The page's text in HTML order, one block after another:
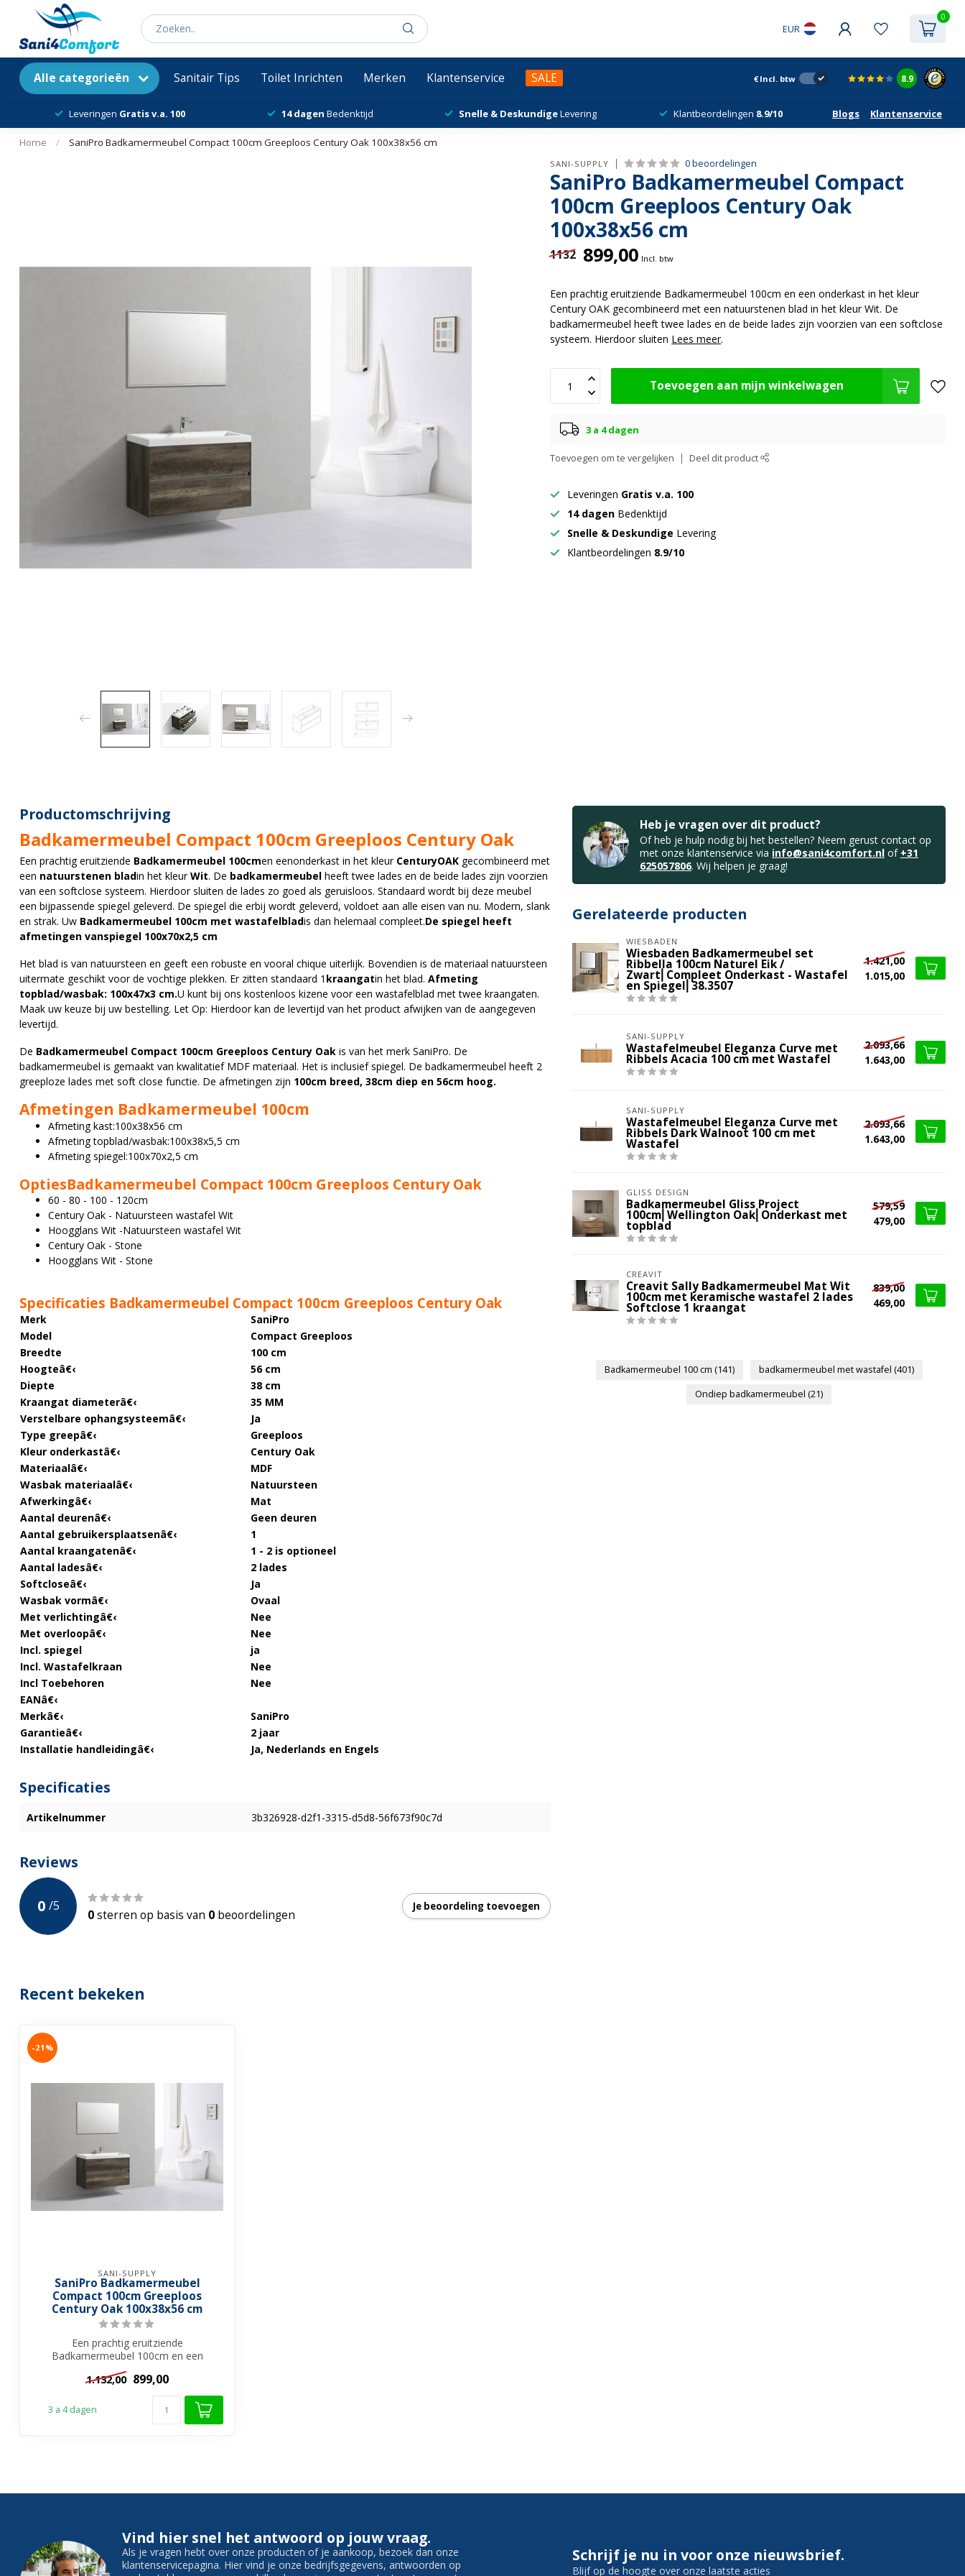
EUR
0
Alle categorieën Sanitair Tips Toilet Inrichten Merken Klantenservice SALE € Incl. btw 8.9
Leveringen Gratis v.a. 100 14 dagen Bedenktijd Snelle & DeskundigeLevering Klantbeordelingen 8.9/10 Blogs Klantenservice
Home / SaniPro Badkamermeubel Compact 100cm Greeploos Century Oak 100x38x56 cm
SANI-SUPPLY 0 beoordelingen
SaniPro Badkamermeubel Compact
100cm Greeploos Century Oak
100x38x56 cm
1132 899,00 Incl. btw
Een prachtig eruitziende Badkamermeubel 100cm en een onderkast in het kleur
Century OAK gecombineerd met een natuurstenen blad in het kleur Wit. De
badkamermeubel heeft twee lades en de beide lades zijn voorzien van een softclose
systeem. Hierdoor sluiten Lees meer.
Toevoegen aan mijn winkelwagen
3 a 4 dagen
Toevoegen om te vergelijken Deel dit product
Leveringen Gratis v.a. 100
14 dagen Bedenktijd
Snelle & Deskundige Levering
Klantbeordelingen 8.9/10
Productomschrijving
Badkamermeubel Compact 100cm Greeploos Century Oak
Een prachtig eruitziende Badkamermeubel 100cmen eenonderkast in het kleur CenturyOAK gecombineerd met
een natuurstenen bladin het kleurWit. De badkamermeubel heeft twee lades en de beide lades zijn voorzien
van een softclose systeem. Hierdoor sluiten de lades zo goed als geruisloos. Standaard wordt bij deze meubel
een bijpassende spiegel geleverd. De spiegel die erbij wordt geleverd, voldoet aan alle eisen van nu. Modern, slank
en strak. Uw Badkamermeubel 100cm met wastafelbladis dan helemaal compleet.De spiegel heeft
afmetingen vanspiegel 100x70x2,5 cm
Het blad is van natuursteen en geeft een robuste en vooral chique uiterlijk. Bovendien is de materiaal natuursteen
uitermate geschikt voor de vochtige plekken. Er zitten standaard 1 kraangatin het blad. Afmeting
topblad/wasbak: 100x47x3 cm.U kunt bij ons kostenloos kizene voor een wastafelblad met twee kraangaten.
Maak uw keuze bij uw bestelling. Let Op: Hierdoor kan de levertijd van het product afwijken van de aangegeven
levertijd.
De Badkamermeubel Compact 100cm Greeploos Century Oak is van het merk SaniPro. De
badkamermeubel is gemaakt van kwalitatief MDF materiaal. Het is inclusief spiegel. De badkamermeubel heeft 2
greeploze lades met soft close functie. De afmetingen zijn 100cm breed, 38cm diep en 56cm hoog.
Afmetingen Badkamermeubel 100cm
Afmeting kast:100x38x56 cm
Afmeting topblad/wasbak:100x38x5,5 cm
Afmeting spiegel:100x70x2,5 cm
OptiesBadkamermeubel Compact 100cm Greeploos Century Oak
60 - 80 - 100 - 120cm
Century Oak - Natuursteen wastafel Wit
Hoogglans Wit -Natuursteen wastafel Wit
Century Oak - Stone
Hoogglans Wit - Stone
Specificaties Badkamermeubel Compact 100cm Greeploos Century Oak
Merk
SaniPro
Model
Compact Greeploos
Breedte
100 cm
Hoogteâ€‹
56 cm
Diepte
38 cm
Kraangat diameterâ€‹
35 MM
Verstelbare ophangsysteemâ€‹
Ja
Type greepâ€‹
Greeploos
Kleur onderkastâ€‹
Century Oak
Materiaalâ€‹
MDF
Wasbak materiaalâ€‹
Natuursteen
Afwerkingâ€‹
Mat
Aantal deurenâ€‹
Geen deuren
Aantal gebruikersplaatsenâ€‹
1
Aantal kraangatenâ€‹
1 - 2 is optioneel
Aantal ladesâ€‹
2 lades
Softcloseâ€‹
Ja
Wasbak vormâ€‹
Ovaal
Met verlichtingâ€‹
Nee
Met overloopâ€‹
Nee
Incl. spiegel
ja
Incl. Wastafelkraan
Nee
Incl Toebehoren
Nee
EANâ€‹
Merkâ€‹
SaniPro
Garantieâ€‹
2 jaar
Installatie handleidingâ€‹ Ja, Nederlands en Engels
Specificaties
Artikelnummer 3b326928-d2f1-3315-d5d8-56f673f90c7d
Reviews
0 /5
0sterren op basis van 0 beoordelingen
Je beoordeling toevoegen
Heb je vragen over dit product?
Of heb je hulp nodig bij het bestellen? Neem gerust contact op
met onze klantenservice via info@sani4comfort.nl of +31
625057806. Wij helpen je graag!
Gerelateerde producten
WIESBADEN
Wiesbaden Badkamermeubel set
Ribbella 100cm Naturel Eik /
Zwart⎢Compleet Onderkast - Wastafel
en Spiegel⎢38.3507
1.421,00
1.015,00
SANI-SUPPLY
Wastafelmeubel Eleganza Curve met
Ribbels Acacia 100 cm met Wastafel
2.093,66
1.643,00
SANI-SUPPLY
Wastafelmeubel Eleganza Curve met
Ribbels Dark Walnoot 100 cm met
Wastafel
2.093,66
1.643,00
GLISS DESIGN
Badkamermeubel Gliss Project
100cm⎢Wellington Oak⎢Onderkast met
topblad
579,59
479,00
CREAVIT
Creavit Sally Badkamermeubel Mat Wit
100cm met keramische wastafel 2 lades
Softclose 1 kraangat
839,00
469,00
Badkamermeubel 100 cm (141) badkamermeubel met wastafel (401)
Ondiep badkamermeubel (21)
Recent bekeken
-21%
SANI-SUPPLY
SaniPro Badkamermeubel
Compact 100cm Greeploos
Century Oak 100x38x56 cm
Een prachtig eruitziende
Badkamermeubel 100cm en een
onderkast in het kleur Cent...
1.132,00 899,00
3 a 4 dagen
Vind hier snel het antwoord op jouw vraag.
Als je vragen hebt over onze producten of je aankoop, bezoek dan onze
klantenservicepagina. Hier vind je onze bedrijfsgegevens, antwoorden op
Schrijf je nu in voor onze nieuwsbrief.
Blijf op de hoogte over onze laatste acties